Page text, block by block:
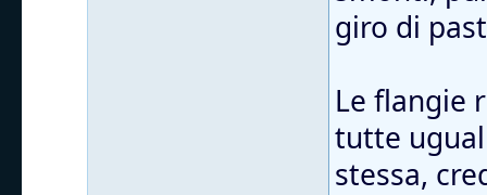
giro di
Le flangie
tutte
stessa,